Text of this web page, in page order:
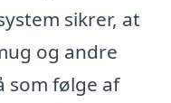
sikrer, at
og andre
som følge af